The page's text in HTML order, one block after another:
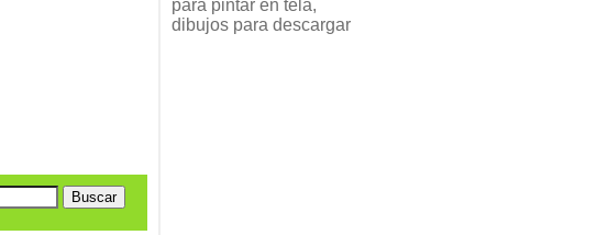
para pintar en tela,
dibujos para descargar